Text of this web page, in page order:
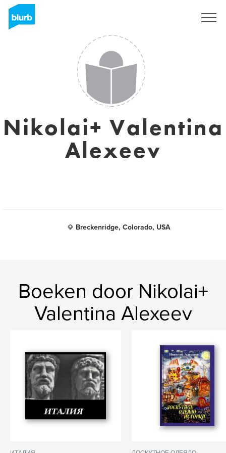
Nikolai+ Valentina
Alexeev
Breckenridge, Colorado, USA
Boeken door Nikolai+
Valentina Alexeev